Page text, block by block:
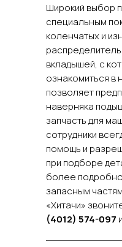
Широкий выбор
специальным
коленчатых и
вкладышей, с
ознакомиться в
позволяет
наверняка
запчасть для
сотрудники
помощь и
при подборе
более
запасным
«Хитачи»
(4012) 574-097 и